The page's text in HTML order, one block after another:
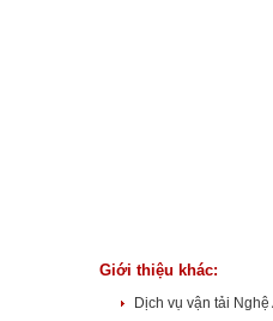
Giới thiệu khác:
Dịch vụ vận tải